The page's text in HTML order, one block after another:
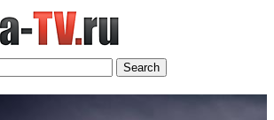
Search